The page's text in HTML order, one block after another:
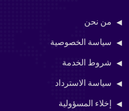
من نحن
سياسة الخصوصية
شروط الخدمة
سياسة الاسترداد
إخلاء المسؤولية